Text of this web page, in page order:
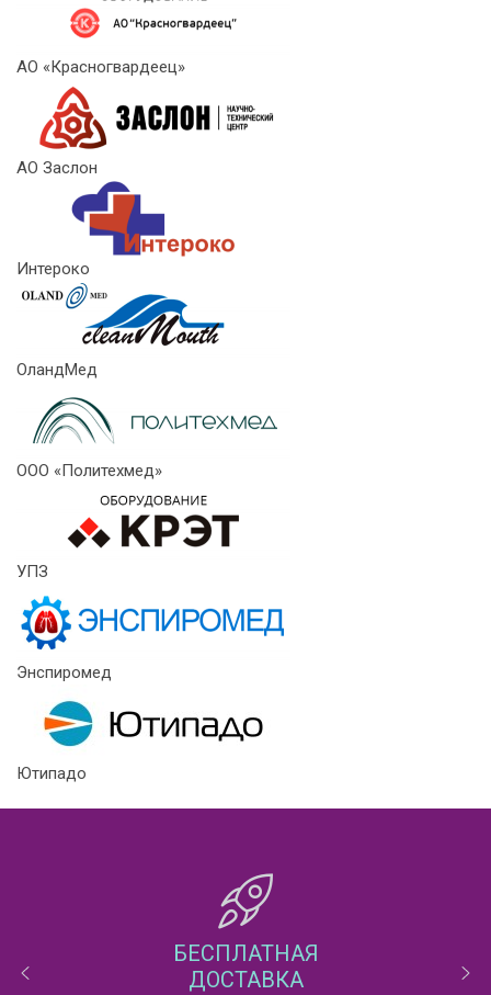
АО «Красногвардеец»
АО Заслон
Интероко
ОландМед
ООО «Политехмед»
УПЗ
Энспиромед
Ютипадо
БЕСПЛАТНАЯ
ДОСТАВКА